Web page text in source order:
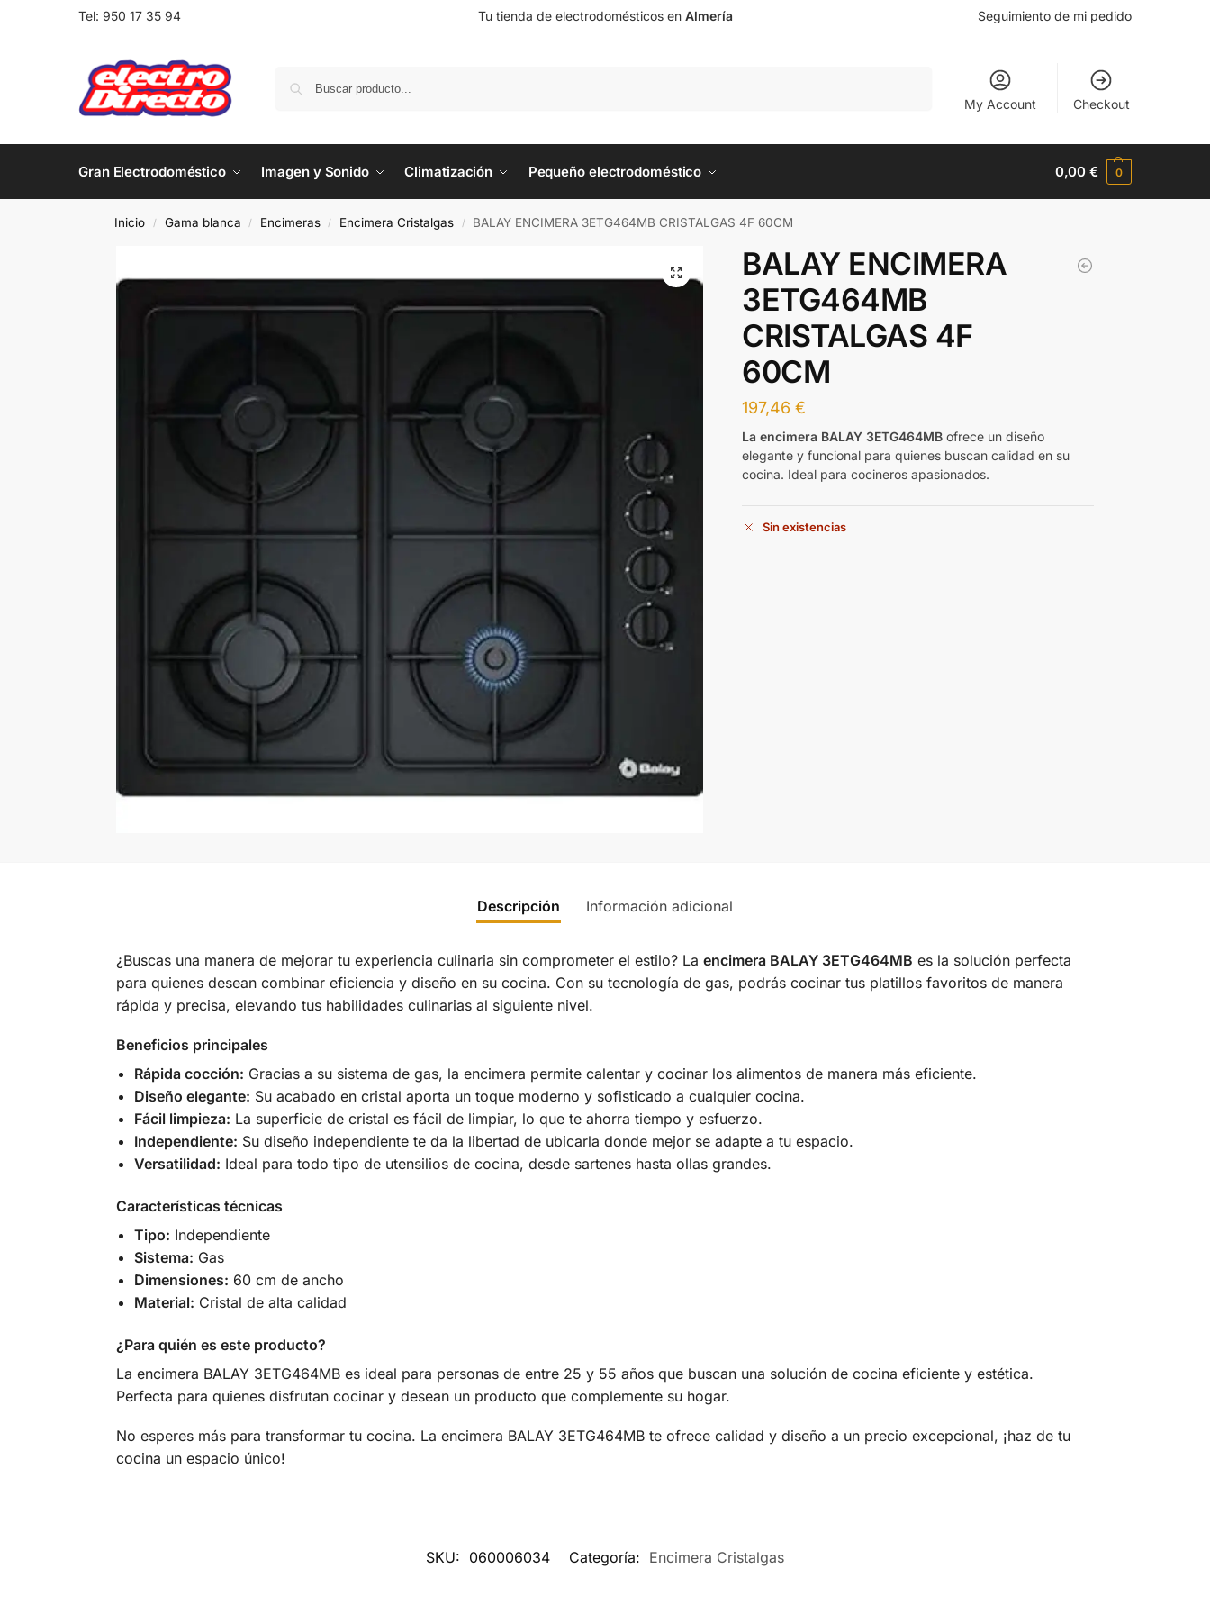
Tel: 950 17 35 94 Tu tienda de electrodomésticos en Almería Seguimiento de mi pedido
My Account Checkout
Gran Electrodoméstico Imagen y Sonido Climatización Pequeño electrodoméstico 0,00€ 0
Inicio / Gama blanca / Encimeras / Encimera Cristalgas / BALAY ENCIMERA 3ETG464MB CRISTALGAS 4F 60CM
BALAY ENCIMERA
3ETG464MB
CRISTALGAS 4F
60CM
197,46€
La encimera BALAY 3ETG464MB ofrece un diseño
elegante y funcional para quienes buscan calidad en su
cocina. Ideal para cocineros apasionados.
Sin existencias
Descripción Información adicional
¿Buscas una manera de mejorar tu experiencia culinaria sin comprometer el estilo? La encimera BALAY 3ETG464MB es la solución perfecta
para quienes desean combinar eficiencia y diseño en su cocina. Con su tecnología de gas, podrás cocinar tus platillos favoritos de manera
rápida y precisa, elevando tus habilidades culinarias al siguiente nivel.
Beneficios principales
Rápida cocción: Gracias a su sistema de gas, la encimera permite calentar y cocinar los alimentos de manera más eficiente.
Diseño elegante: Su acabado en cristal aporta un toque moderno y sofisticado a cualquier cocina.
Fácil limpieza: La superficie de cristal es fácil de limpiar, lo que te ahorra tiempo y esfuerzo.
Independiente: Su diseño independiente te da la libertad de ubicarla donde mejor se adapte a tu espacio.
Versatilidad: Ideal para todo tipo de utensilios de cocina, desde sartenes hasta ollas grandes.
Características técnicas
Tipo: Independiente
Sistema: Gas
Dimensiones: 60 cm de ancho
Material: Cristal de alta calidad
¿Para quién es este producto?
La encimera BALAY 3ETG464MB es ideal para personas de entre 25 y 55 años que buscan una solución de cocina eficiente y estética.
Perfecta para quienes disfrutan cocinar y desean un producto que complemente su hogar.
No esperes más para transformar tu cocina. La encimera BALAY 3ETG464MB te ofrece calidad y diseño a un precio excepcional, ¡haz de tu
cocina un espacio único!
SKU: 060006034 Categoría: Encimera Cristalgas